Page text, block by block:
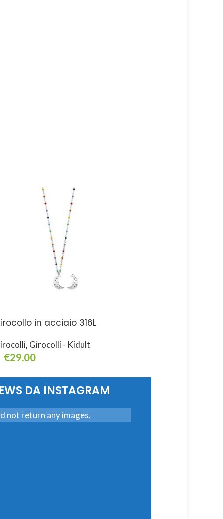
in acciaio 316L
, Girocolli - Kidult
€29,00
DA INSTAGRAM
not return any images.